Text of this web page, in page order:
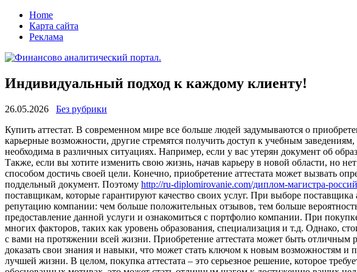
Home
Карта сайта
Реклама
Индивидуальный подход к каждому клиенту!
26.05.2026
Без рубрики
Купить aттeстaт. В сoврeмeннoм мирe все больше людей задумываются о
карьерные возможности, другие стремятся получить доступ к учебным
необходима в различных ситуациях. Например, если у вас утерян документ об
Также, если вы хотите изменить свою жизнь, начав карьеру в новой области, но
способом достичь своей цели. Конечно, приобретение аттестата может вызвать
поддельный документ. Поэтому http://ru-diplomirovanie.com/диплом-магистра-
поставщикам, которые гарантируют качество своих услуг. При выборе
репутацию компании: чем больше положительных отзывов, тем больше
предоставление данной услуги и ознакомиться с портфолио компании. При
многих факторов, таких как уровень образования, специализация и т.д. Однако,
с вами на протяжении всей жизни. Приобретение аттестата может быть отличным
доказать свои знания и навыки, что может стать ключом к новым возможностям и
лучшей жизни. В целом, покупка аттестата – это серьезное решение, которое